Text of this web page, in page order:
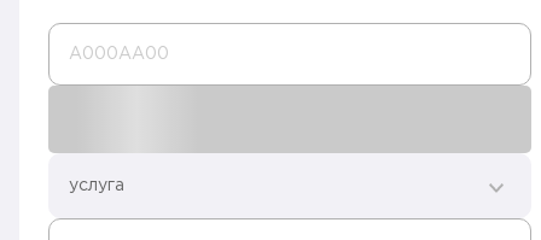
А000AA00
услуга